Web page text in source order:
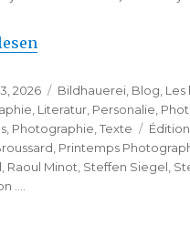
Siegel – eine Rezension
2026 Kategorien
Bildhauerei Blog Les
Literatur Personalie
Photographie ,Texte
Printemps
Raoul Minot Steffen Siegel
....